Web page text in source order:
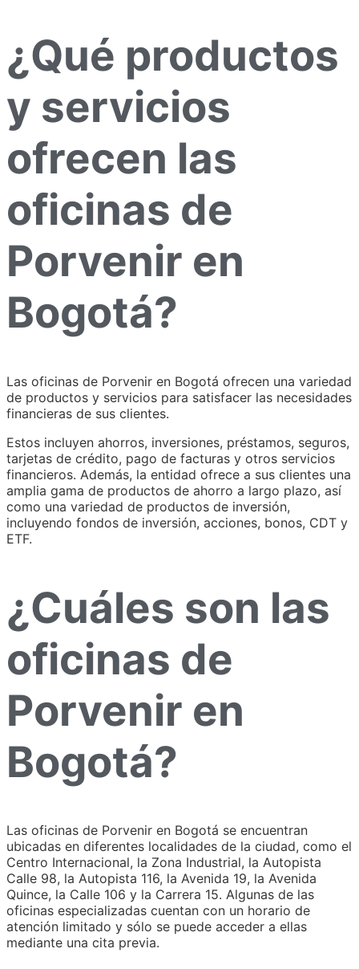
¿Qué productos
y servicios
ofrecen las
oficinas de
Porvenir en
Bogotá?
Las oficinas de Porvenir en Bogotá ofrecen una variedad
de productos y servicios para satisfacer las necesidades
financieras de sus clientes.
Estos incluyen ahorros, inversiones, préstamos, seguros,
tarjetas de crédito, pago de facturas y otros servicios
financieros. Además, la entidad ofrece a sus clientes una
amplia gama de productos de ahorro a largo plazo, así
como una variedad de productos de inversión,
incluyendo fondos de inversión, acciones, bonos, CDT y
ETF.
¿Cuáles son las
oficinas de
Porvenir en
Bogotá?
Las oficinas de Porvenir en Bogotá se encuentran
ubicadas en diferentes localidades de la ciudad, como el
Centro Internacional, la Zona Industrial, la Autopista
Calle 98, la Autopista 116, la Avenida 19, la Avenida
Quince, la Calle 106 y la Carrera 15. Algunas de las
oficinas especializadas cuentan con un horario de
atención limitado y sólo se puede acceder a ellas
mediante una cita previa.